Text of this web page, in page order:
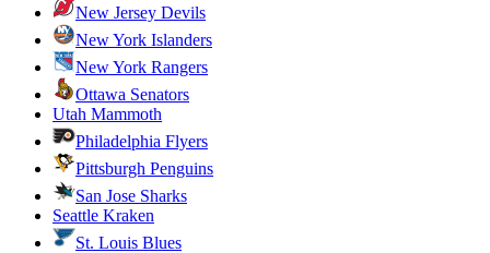
New Jersey Devils
New York Islanders
New York Rangers
Ottawa Senators
Utah Mammoth
Philadelphia Flyers
Pittsburgh Penguins
San Jose Sharks
Seattle Kraken
St. Louis Blues